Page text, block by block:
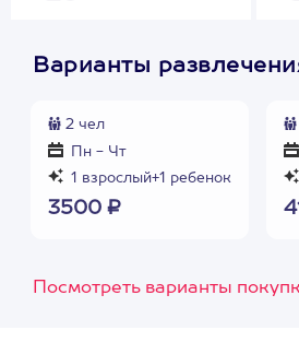
Варианты
2 чел
Пн - Чт
1 взрослый+1 ребенок
3500 ₽
Посмотреть варианты